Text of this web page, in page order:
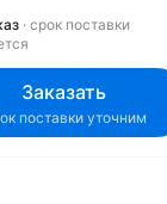
· срок поставки
Заказать
поставки уточним